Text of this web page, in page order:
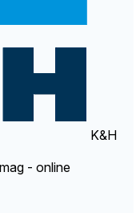
K&H
- online